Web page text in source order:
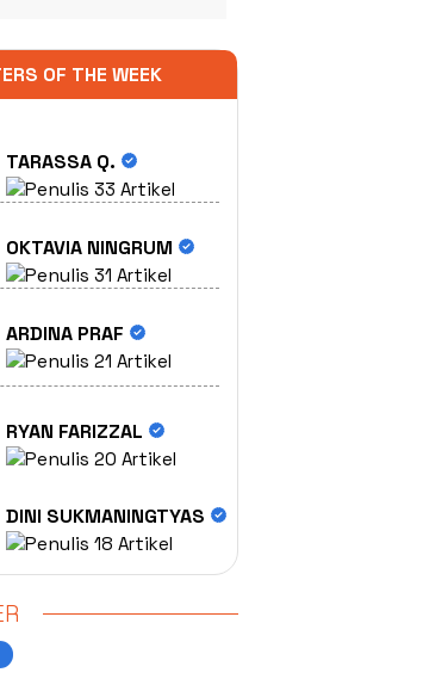
OF THE WEEK
TARASSA Q.
33 Artikel
OKTAVIA NINGRUM
31 Artikel
ARDINA PRAF
21 Artikel
RYAN FARIZZAL
20 Artikel
DINI SUKMANINGTYAS
18 Artikel